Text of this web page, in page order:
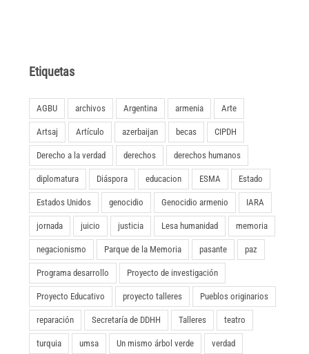
Etiquetas
AGBU archivos Argentina armenia Arte
Artsaj Artículo azerbaijan becas CIPDH
Derecho a la verdad derechos derechos humanos
diplomatura Diáspora educacion ESMA Estado
Estados Unidos genocidio Genocidio armenio IARA
jornada juicio justicia Lesa humanidad memoria
negacionismo Parque de la Memoria pasante paz
Programa desarrollo Proyecto de investigación
Proyecto Educativo proyecto talleres Pueblos originarios
reparación Secretaría de DDHH Talleres teatro
turquia umsa Un mismo árbol verde verdad